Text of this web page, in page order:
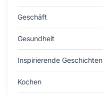
Geschäft
Gesundheit
Inspirierende Geschichten
Kochen